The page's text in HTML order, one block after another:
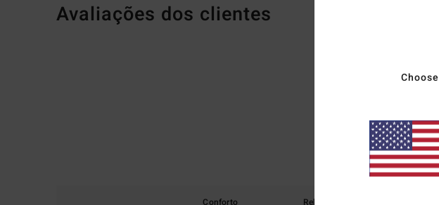
Avaliações dos clientes
baseado em3
100% dos
Conforto
Relação qualidade/preço